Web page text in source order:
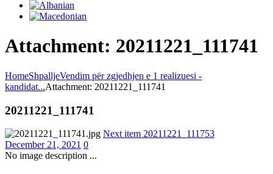
Attachment: 20211221_111741
HomeShpalljeVendim për zgjedhjen e 1 realizuesi -
kandidat...Attachment: 20211221_111741
20211221_111741
Next item 20211221_111753
December 21, 2021 0
No image description ...